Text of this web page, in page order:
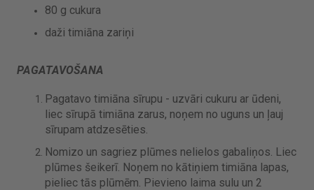
80 g cukura
daži timiāna zariņi
PAGATAVOŠANA
Pagatavo timiāna sīrupu - uzvāri cukuru ar ūdeni,
liec sīrupā timiāna zarus, noņem no uguns un ļauj
sīrupam atdzesēties.
Nomizo un sagriez plūmes nelielos gabaliņos. Liec
plūmes šeikerī. Noņem no kātiņiem timiāna lapas,
pieliec tās plūmēm. Pievieno laima sulu un 2